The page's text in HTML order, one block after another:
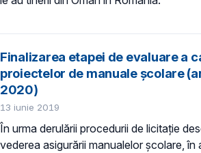
Finalizarea etapei de evaluare a
proiectelor de manuale școlare
2020)
13 iunie 2019
În urma derulării procedurii de licitație
vederea asigurării manualelor școlare, în